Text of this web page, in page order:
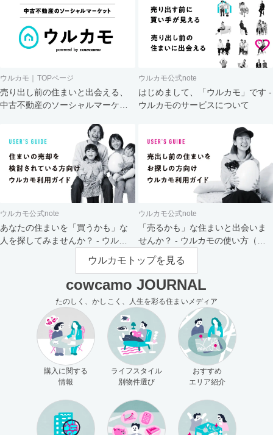
ウルカモ｜TOPページ
売り出し前の住まいと出会える、
中古不動産のソーシャルマーケッ
ウルカモ公式note
はじめまして、「ウルカモ」です -
ウルカモのサービスについて
ウルカモ公式note
あなたの住まいを「買うかも」な
人を探してみませんか？ - ウルカ
ウルカモ公式note
「売るかも」な住まいと出会いま
せんか？ - ウルカモの使い方（買
主さま向け）
ウルカモトップを見る
cowcamo JOURNAL
たのしく、かしこく、人生を彩る住まいメディア
購入に関する
情報
ライフスタイル
別物件選び
おすすめ
エリア紹介